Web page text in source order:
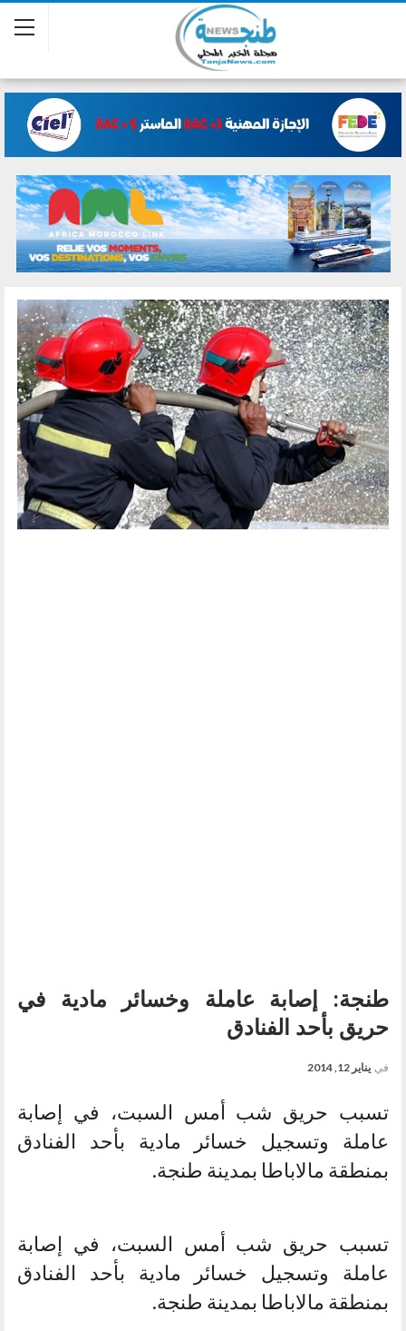
طنجة: إصابة عاملة وخسائر مادية في
حريق بأحد الفنادق
في يناير 12, 2014
تسبب حريق شب أمس السبت، في إصابة
عاملة وتسجيل خسائر مادية بأحد الفنادق
بمنطقة مالاباطا بمدينة طنجة.
تسبب حريق شب أمس السبت، في إصابة
عاملة وتسجيل خسائر مادية بأحد الفنادق
بمنطقة مالاباطا بمدينة طنجة.